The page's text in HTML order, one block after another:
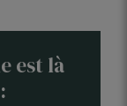
est là